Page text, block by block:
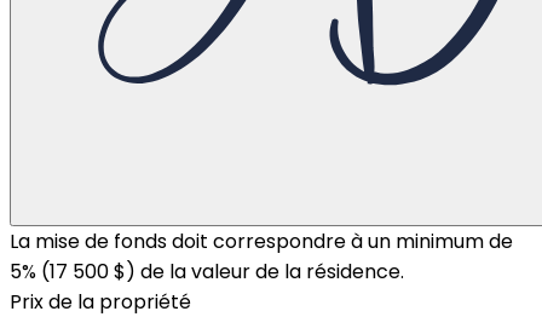
La mise de fonds doit correspondre à un minimum de
5% (17 500 $) de la valeur de la résidence.
Prix de la propriété